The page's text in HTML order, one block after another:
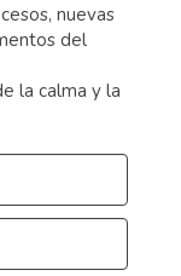
nuevas
del
la calma y la